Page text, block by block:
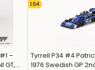
–
GT,
Tyrrell P34 #4
1976 Swedish GP
1:64